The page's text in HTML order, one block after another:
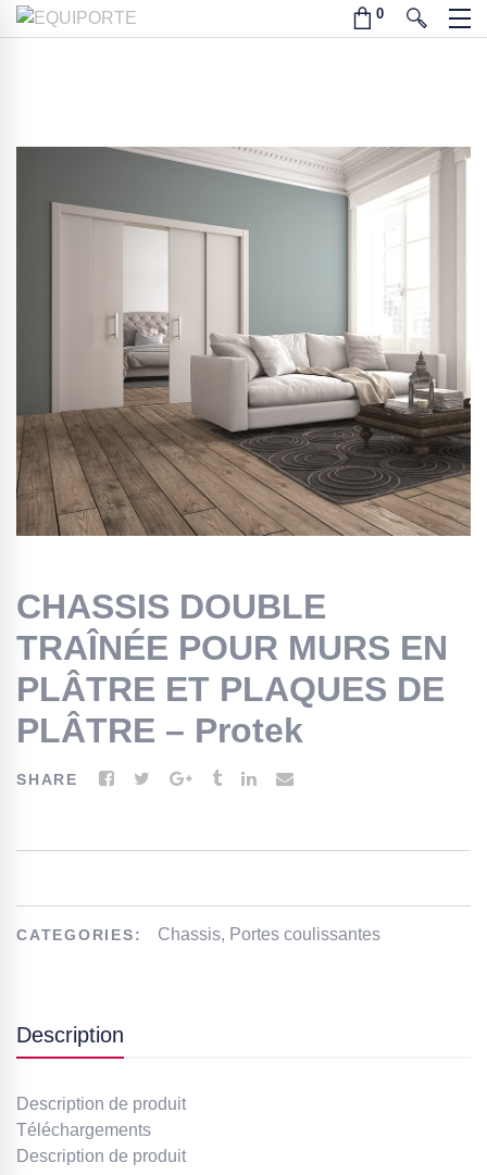
CHASSIS DOUBLE
TRAÎNÉE POUR MURS EN
PLÂTRE ET PLAQUES DE
PLÂTRE – Protek
SHARE
CATEGORIES: Chassis, Portes coulissantes
Description
Description de produit
Téléchargements
Description de produit